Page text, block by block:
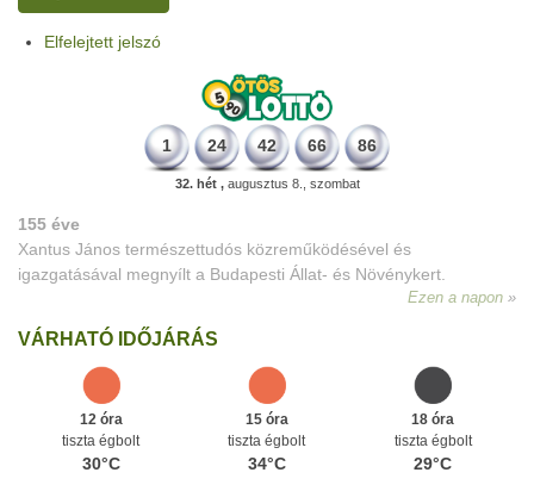
Elfelejtett jelszó
1 24 42 66 86
32. hét ,augusztus 8., szombat
155 éve
Xantus János természettudós közreműködésével és
igazgatásával megnyílt a Budapesti Állat- és Növénykert.
Ezen a napon
VÁRHATÓ IDŐJÁRÁS
12 óra
tiszta égbolt
30°C
15 óra
tiszta égbolt
34°C
18 óra
tiszta égbolt
29°C